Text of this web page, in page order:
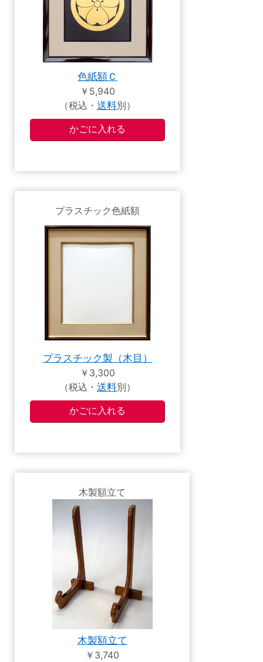
色紙額Ｃ
￥5,940
（税込・ 送料別）
プラスチック色紙額
プラスチック製（木目）
￥3,300
（税込・ 送料別）
木製額立て
木製額立て
￥3,740